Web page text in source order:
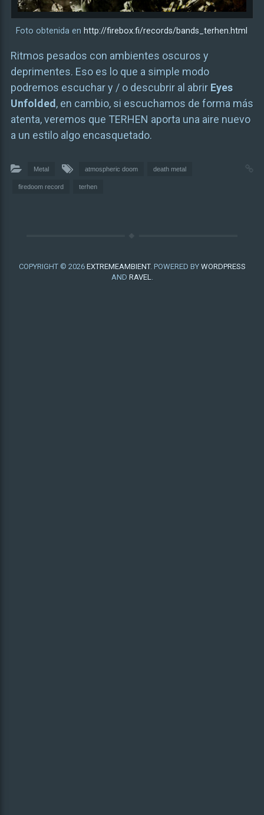
Foto obtenida en http://firebox.fi/records/bands_terhen.html
Ritmos pesados con ambientes oscuros y
deprimentes. Eso es lo que a simple modo
podremos escuchar y / o descubrir al abrir Eyes
Unfolded , en cambio, si escuchamos de forma más
atenta, veremos que TERHEN aporta una aire nuevo
a un estilo algo encasquetado.
Metal atmospheric doom death metal
firedoom record terhen
COPYRIGHT © 2026 EXTREMEAMBIENT. POWERED BY WORDPRESS
AND RAVEL.